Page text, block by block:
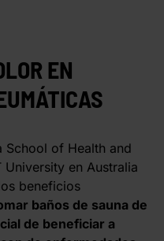
EN
School of Health and
University en Australia
beneficios
baños de sauna de
de beneficiar a